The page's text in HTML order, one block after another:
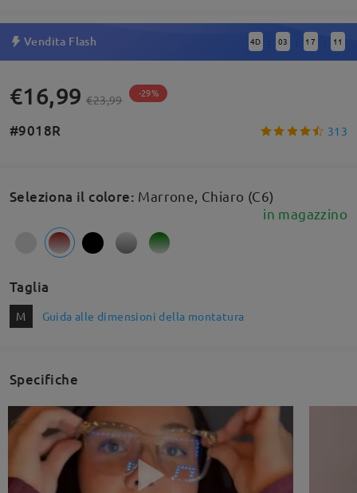
Vendita Flash 4D : 03 : 17 : 10
€16,99 €23,99 -29%
#9018R 313
Seleziona il colore: Marrone, Chiaro (C6)
in magazzino
Taglia
M Guida alle dimensioni della montatura
Specifiche